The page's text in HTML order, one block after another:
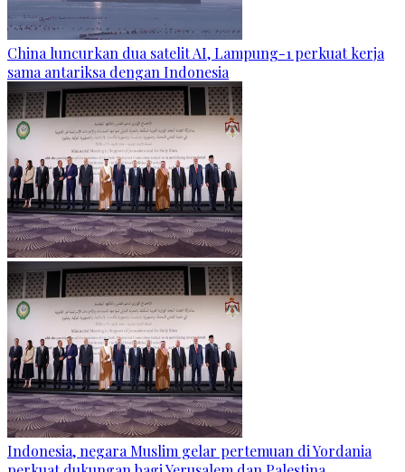
China luncurkan dua satelit AI, Lampung-1 perkuat kerja
sama antariksa dengan Indonesia
Indonesia, negara Muslim gelar pertemuan di Yordania